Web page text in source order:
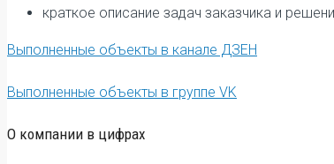
краткое описание задач заказчика и
Выполненные объекты в канале ДЗЕН
Выполненные объекты в группе VK
О компании в цифрах